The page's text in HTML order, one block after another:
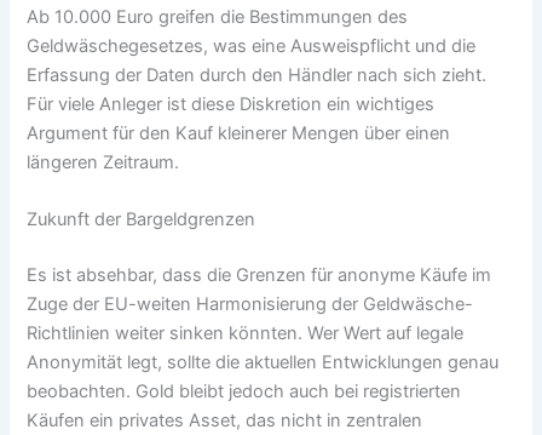
Ab 10.000 Euro greifen die Bestimmungen des
Geldwäschegesetzes, was eine Ausweispflicht und die
Erfassung der Daten durch den Händler nach sich zieht.
Für viele Anleger ist diese Diskretion ein wichtiges
Argument für den Kauf kleinerer Mengen über einen
längeren Zeitraum.
Zukunft der Bargeldgrenzen
Es ist absehbar, dass die Grenzen für anonyme Käufe im
Zuge der EU-weiten Harmonisierung der Geldwäsche-
Richtlinien weiter sinken könnten. Wer Wert auf legale
Anonymität legt, sollte die aktuellen Entwicklungen genau
beobachten. Gold bleibt jedoch auch bei registrierten
Käufen ein privates Asset, das nicht in zentralen